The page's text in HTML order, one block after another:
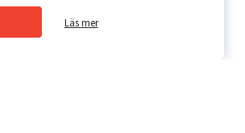
Läs mer